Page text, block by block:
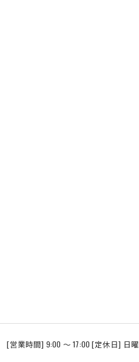
[営業時間] 9:00 〜 17:00 [定休日] 日